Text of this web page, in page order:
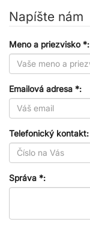
Napíšte nám
Meno a priezvisko *:
Emailová adresa *:
Telefonický kontakt:
Správa *: